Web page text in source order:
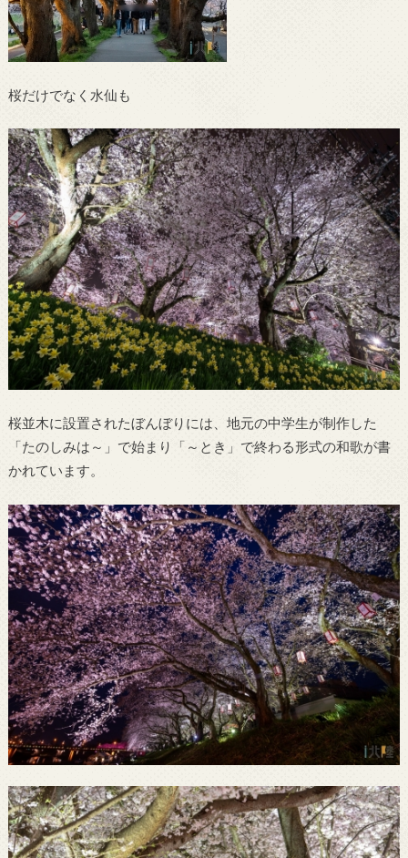
桜だけでなく水仙も
桜並木に設置されたぼんぼりには、地元の中学生が制作した
「たのしみは～」で始まり「～とき」で終わる形式の和歌が書
かれています。